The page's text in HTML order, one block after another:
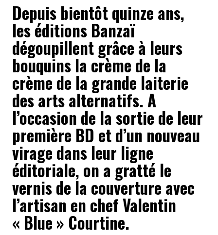
Depuis bientôt quinze ans,
les éditions Banzaï
dégoupillent grâce à leurs
bouquins la crème de la
crème de la grande laiterie
des arts alternatifs. A
l’occasion de la sortie de leur
première BD et d’un nouveau
virage dans leur ligne
éditoriale, on a gratté le
vernis de la couverture avec
l’artisan en chef Valentin
« Blue » Courtine.